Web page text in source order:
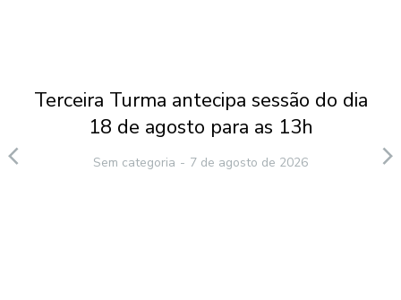
Terceira Turma antecipa sessão do dia
18 de agosto para as 13h
Sem categoria 7 de agosto de 2026